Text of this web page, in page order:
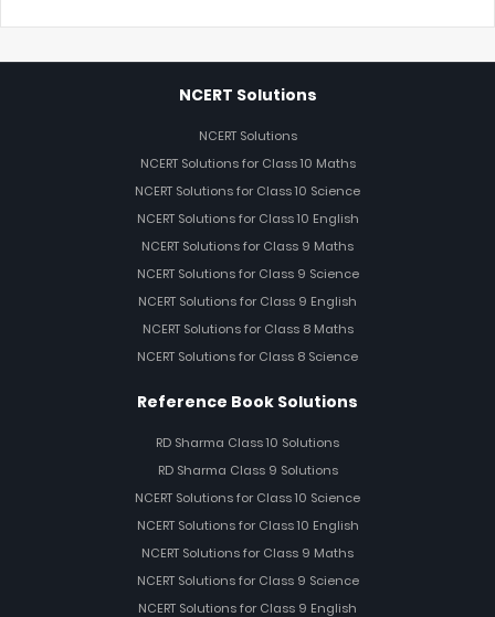
NCERT Solutions
NCERT Solutions
NCERT Solutions for Class 10 Maths
NCERT Solutions for Class 10 Science
NCERT Solutions for Class 10 English
NCERT Solutions for Class 9 Maths
NCERT Solutions for Class 9 Science
NCERT Solutions for Class 9 English
NCERT Solutions for Class 8 Maths
NCERT Solutions for Class 8 Science
Reference Book Solutions
RD Sharma Class 10 Solutions
RD Sharma Class 9 Solutions
NCERT Solutions for Class 10 Science
NCERT Solutions for Class 10 English
NCERT Solutions for Class 9 Maths
NCERT Solutions for Class 9 Science
NCERT Solutions for Class 9 English